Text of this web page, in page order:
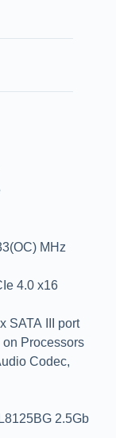
MHz
4.0 x16
SATA III port
Processors
Codec,
2.5Gb